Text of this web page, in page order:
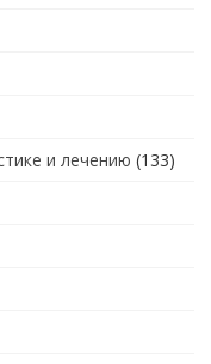
и лечению (133)